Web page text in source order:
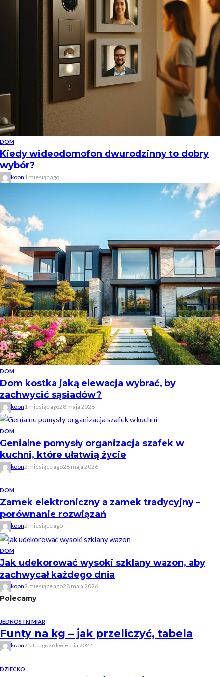
DOM
Kiedy wideodomofon dwurodzinny to dobry
wybór?
koon 1 miesiąc ago
DOM
Dom kostka jaką elewacja wybrać, by
zachwycić sąsiadów?
koon 1 miesiąc ago28 maja 2026
DOM
Genialne pomysły organizacja szafek w
kuchni, które ułatwią życie
koon2 miesiące ago28 maja 2026
DOM
Zamek elektroniczny a zamek tradycyjny –
porównanie rozwiązań
koon2 miesiące ago
DOM
Jak udekorować wysoki szklany wazon, aby
zachwycał każdego dnia
koon2 miesiące ago28 maja 2026
Polecamy
JEDNOSTKI MIAR
Funty na kg – jak przeliczyć, tabela
koon2 lata ago26 kwietnia 2024
DZIECKO